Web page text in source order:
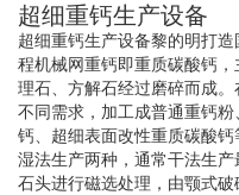
超细重钙生产设备
超细重钙生产设备黎的明打
程机械网重钙即重质碳酸钙
理石、方解石经过磨碎而成
不同需求，加工成普通重钙
钙、超细表面改性重质碳酸
湿法生产两种，通常干法生
石头进行磁选处理，由颚式